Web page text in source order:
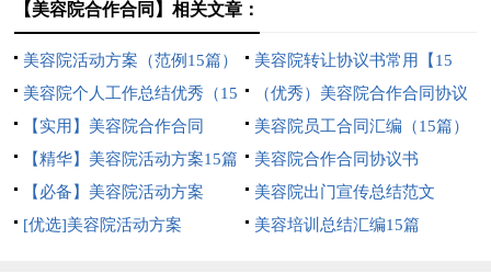
【美容院合作合同】相关文章：
美容院活动方案（范例15篇）
美容院转让协议书常用【15
篇】
美容院个人工作总结优秀（15
篇）
（优秀）美容院合作合同协议
书
【实用】美容院合作合同
美容院员工合同汇编（15篇）
【精华】美容院活动方案15篇
美容院合作合同协议书
【必备】美容院活动方案
美容院出门宣传总结范文
[优选]美容院活动方案
美容培训总结汇编15篇